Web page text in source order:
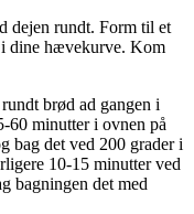
dejen rundt. Form til et
dine hævekurve. Kom
brød ad gangen i
60 minutter i ovnen på
bag det ved 200 grader i
10-15 minutter ved
bagningen det med